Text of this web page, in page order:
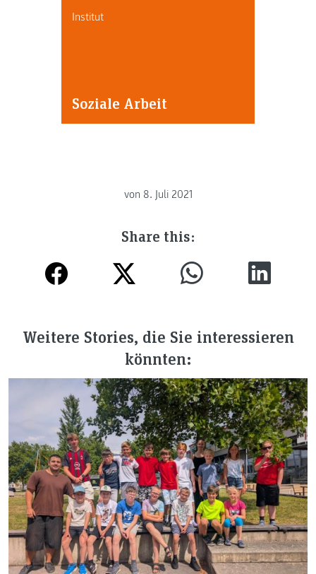
Institut
Soziale Arbeit
von 8. Juli 2021
Share this:
Weitere Stories, die Sie interessieren
könnten: